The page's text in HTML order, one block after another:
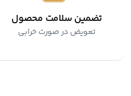
تضمین سلامت محصول
تعویض در صورت خرابی